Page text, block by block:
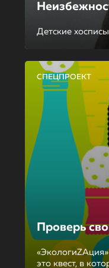
Детские хосписы
СПЕЦПРОЕКТ
Проверь
это квест, в